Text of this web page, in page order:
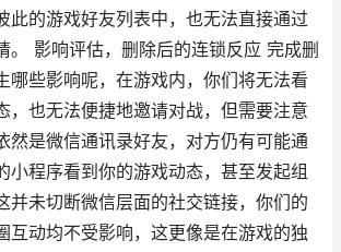
此的游戏好友列表中，也无法直接通过
。 影响评估，删除后的连锁反应 完成删
哪些影响呢，在游戏内，你们将无法看
，也无法便捷地邀请对战，但需要注意
然是微信通讯录好友，对方仍有可能通
小程序看到你的游戏动态，甚至发起组
并未切断微信层面的社交链接，你们的
互动均不受影响，这更像是在游戏的独